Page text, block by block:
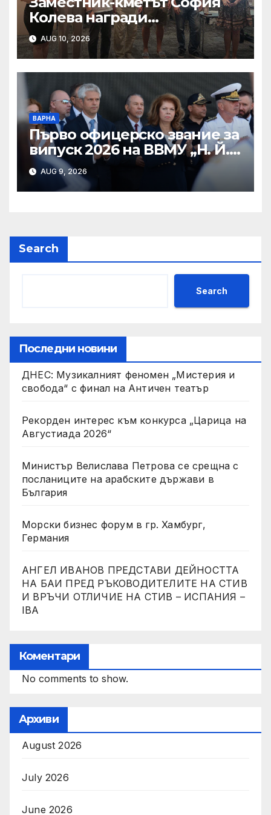
Колева награди
победителите в 50-ия
юбилеен международен
бридж фестивал „Варна“
AUG 10, 2026
ВАРНА
Първо офицерско звание за
випуск 2026 на ВВМУ „Н. Й.
Вапцаров“
AUG 9, 2026
Search
Search
Последни новини
ДНЕС: Музикалният феномен „Мистерия и
свобода“ с финал на Античен театър
Рекорден интерес към конкурса „Царица на
Августиада 2026“
Министър Велислава Петрова се срещна с
посланиците на арабските държави в
България
Морски бизнес форум в гр. Хамбург,
Германия
АНГЕЛ ИВАНОВ ПРЕДСТАВИ ДЕЙНОСТТА
НА БАИ ПРЕД РЪКОВОДИТЕЛИТЕ НА СТИВ
И ВРЪЧИ ОТЛИЧИЕ НА СТИВ – ИСПАНИЯ –
IBA
Коментари
No comments to show.
Архиви
August 2026
July 2026
June 2026